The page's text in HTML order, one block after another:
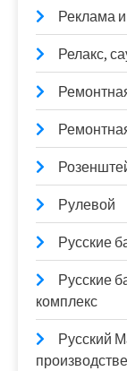
Реклама
Релакс,
Рулевой
Русские
Русские
комплекс
Русский